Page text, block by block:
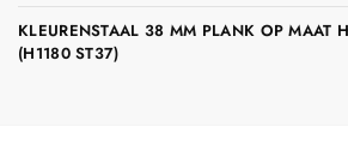
KLEURENSTAAL 38 MM PLANK OP MAAT
(H1180 ST37)